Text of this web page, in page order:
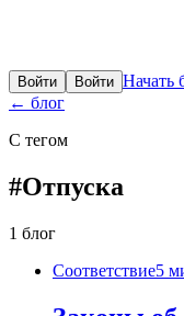
Войти Войти Начать
← блог
С тегом
#Отпуска
1 блог
Соответствие5